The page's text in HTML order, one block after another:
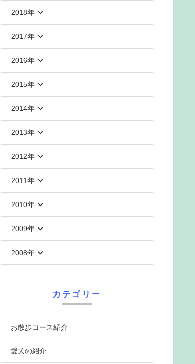
2018年
2017年
2016年
2015年
2014年
2013年
2012年
2011年
2010年
2009年
2008年
カテゴリー
お散歩コース紹介
愛犬の紹介